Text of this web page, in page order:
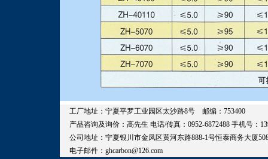
工厂地址：宁夏平罗工业园区太沙路8号 邮编：753400
产品咨询及询价：高先生 电话/传真：0952-6872488 手机号：
公司地址：宁夏银川市金凤区黄河东路888-1号恒泰商务大厦
电子邮件：ghcarbon@126.com